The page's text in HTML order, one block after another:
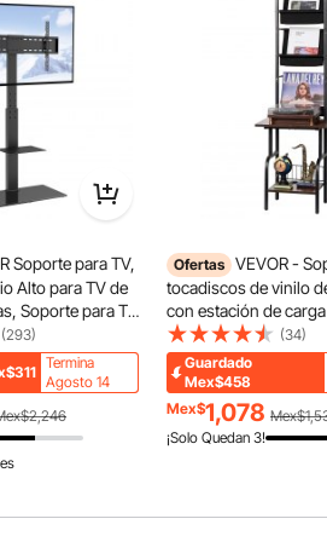
en la mayoría de los sofás.
Soporte para TV,
Alto para TV de
Soporte para TV
en Altura
Templado para
de Estar
(293)
Termina
Agosto 14
Ofertas VEVOR -
tocadiscos de vinilo
con estación de
USB, soporte para
estante para exhibir
sala de estar y
negro
(34)
Guardado
Mex$458
Mex$1,078
¡Solo Quedan 3!